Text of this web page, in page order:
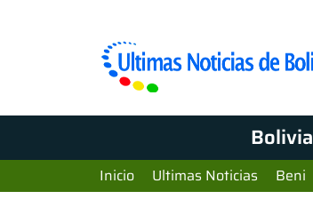
Bolivia
Inicio Ultimas Noticias Beni